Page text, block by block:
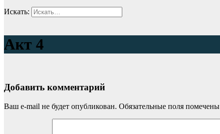
Искать:
Акт 4
Добавить комментарий
Ваш e-mail не будет опубликован. Обязательные поля